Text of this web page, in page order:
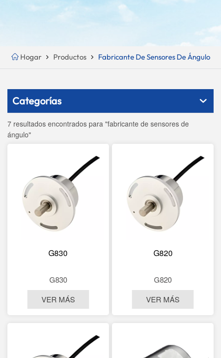
Hogar Productos Fabricante De Sensores De Ángulo
Categorías
7 resultados encontrados para "fabricante de sensores de
ángulo"
G830
G830
VER MÁS
G820
G820
VER MÁS